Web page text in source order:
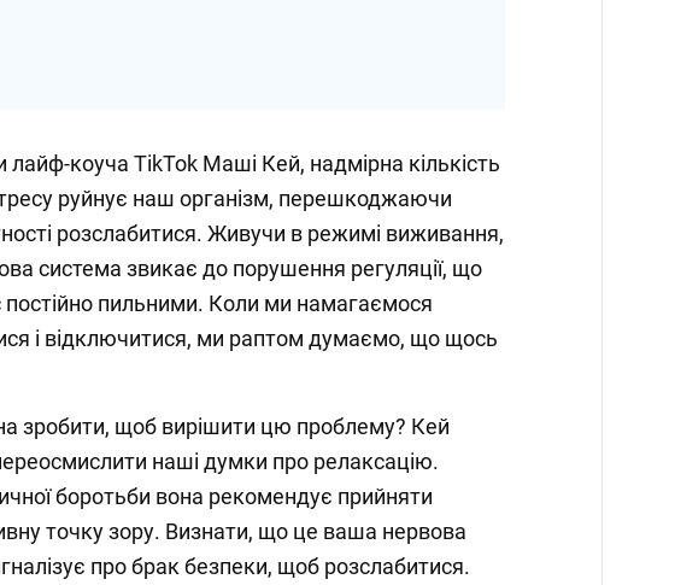
лайф-коуча TikTok Маші Кей, надмірна кількість
руйнує наш організм, перешкоджаючи
розслабитися. Живучи в режимі виживання,
система звикає до порушення регуляції, що
постійно пильними. Коли ми намагаємося
і відключитися, ми раптом думаємо, що щось
зробити, щоб вирішити цю проблему? Кей
наші думки про релаксацію.
боротьби вона рекомендує прийняти
точку зору. Визнати, що це ваша нервова
про брак безпеки, щоб розслабитися.